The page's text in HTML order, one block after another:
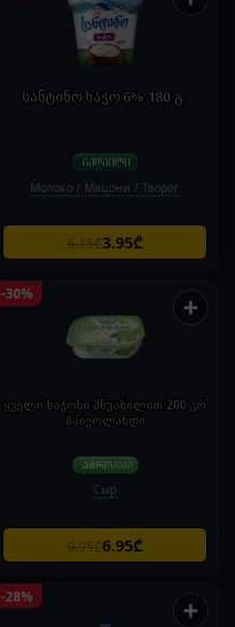
სანტინო ხაჭო 6% 180 გ.
Молоко / Мацони / Творог
6.15₾3.95₾
-30% +
ყველი ხაჭოსი მწვანილით 200 გრ
ბაიერლანდი
Сыр
9.95₾6.95₾
-28% +